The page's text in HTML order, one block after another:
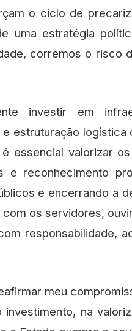
o ciclo de
uma estratégia
corremos o risco
investir em
estruturação
essencial valorizar
e reconhecimento
e encerrando a
os servidores,
responsabilidade,
meu
investimento, na